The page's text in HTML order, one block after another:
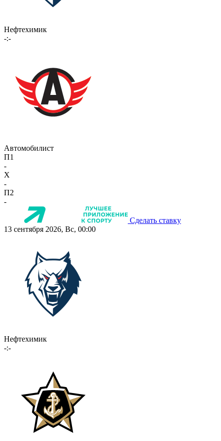
Нефтехимик
-:-
Автомобилист
П1
-
X
-
П2
-
Сделать ставку
13 сентября 2026, Вс, 00:00
Нефтехимик
-:-